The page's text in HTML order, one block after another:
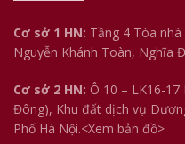
Cơ sở 1 HN: Tầng 4 Tòa
Nguyễn Khánh Toàn, Nghĩa
Cơ sở 2 HN: Ô 10 – LK16-
Đông), Khu đất dịch vụ
Phố Hà Nội.<Xem bản đồ>